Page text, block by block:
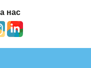
нас